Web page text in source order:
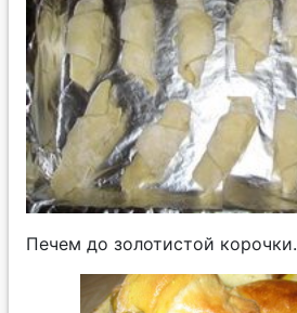
Печем до золотистой корочки.